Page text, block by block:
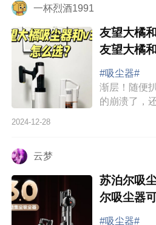
一杯烈酒1991
友望大橘
友望大橘
#吸尘器#
渐层！随便
的崩溃了，
决定买自动
2024-12-28
云梦
苏泊尔吸
尔吸尘器
#吸尘器#